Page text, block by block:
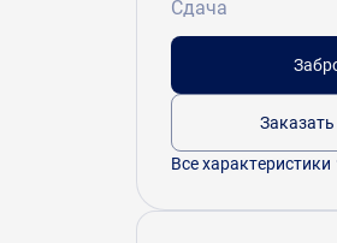
Сдача
Все характеристики